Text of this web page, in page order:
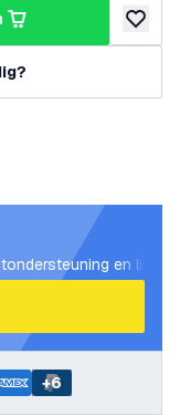
en
+6